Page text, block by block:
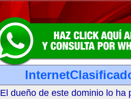
El dueño de este dominio lo ha